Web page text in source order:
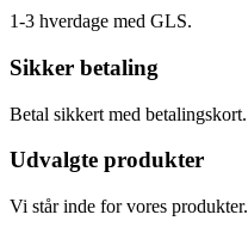
1-3 hverdage med GLS.
Sikker betaling
Betal sikkert med betalingskort.
Udvalgte produkter
Vi står inde for vores produkter.